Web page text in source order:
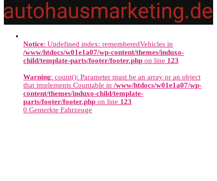
Notice: Undefined index: rememberedVehicles in
/www/htdocs/w01e1a07/wp-content/themes/induxo-
child/template-parts/footer/footer.php on line 123
Warning: count(): Parameter must be an array or an object
that implements Countable in /www/htdocs/w01e1a07/wp-
content/themes/induxo-child/template-
parts/footer/footer.php on line 123
0 Gemerkte Fahrzeuge